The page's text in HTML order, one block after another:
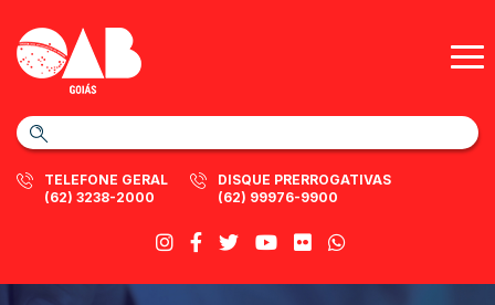
TELEFONE GERAL
(62) 3238-2000
DISQUE PRERROGATIVAS
(62) 99976-9900